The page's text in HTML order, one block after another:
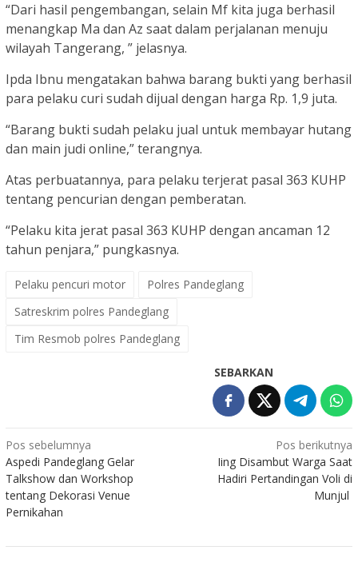
“Dari hasil pengembangan, selain Mf kita juga berhasil
menangkap Ma dan Az saat dalam perjalanan menuju
wilayah Tangerang, ” jelasnya.
Ipda Ibnu mengatakan bahwa barang bukti yang berhasil
para pelaku curi sudah dijual dengan harga Rp. 1,9 juta.
“Barang bukti sudah pelaku jual untuk membayar hutang
dan main judi online,” terangnya.
Atas perbuatannya, para pelaku terjerat pasal 363 KUHP
tentang pencurian dengan pemberatan.
“Pelaku kita jerat pasal 363 KUHP dengan ancaman 12
tahun penjara,” pungkasnya.
Pelaku pencuri motor
Polres Pandeglang
Satreskrim polres Pandeglang
Tim Resmob polres Pandeglang
SEBARKAN
Navigasi
pos
Pos sebelumnya
Aspedi Pandeglang Gelar
Talkshow dan Workshop
tentang Dekorasi Venue
Pernikahan
Pos berikutnya
Iing Disambut Warga Saat
Hadiri Pertandingan Voli di
Munjul